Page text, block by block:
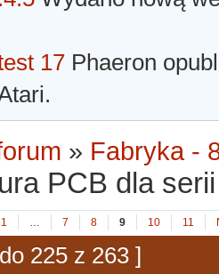
17 Phaeron
» Fabryka -
PCB dla
1 … 7 8 9 10 11
225 z 263 ]